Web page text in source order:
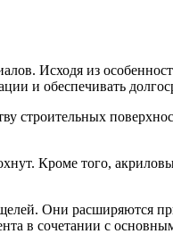
Исходя из
и обеспечивать
строительных
Кроме того,
Они расширяются
в сочетании с